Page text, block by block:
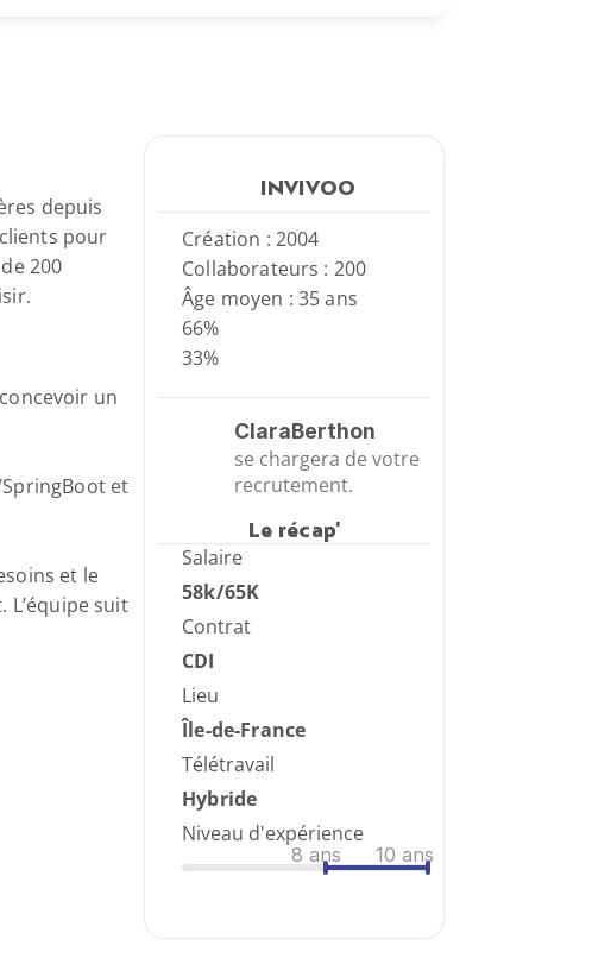
depuis
pour
200
un
et
et le
L’équipe suit
INVIVOO
Création : 2004
Collaborateurs : 200
Âge moyen : 35 ans
66%
33%
ClaraBerthon
se chargera de votre
recrutement.
Le récap'
Salaire
58k/65K
Contrat
CDI
Lieu
Île-de-France
Télétravail
Hybride
Niveau d'expérience
8 ans 10 ans